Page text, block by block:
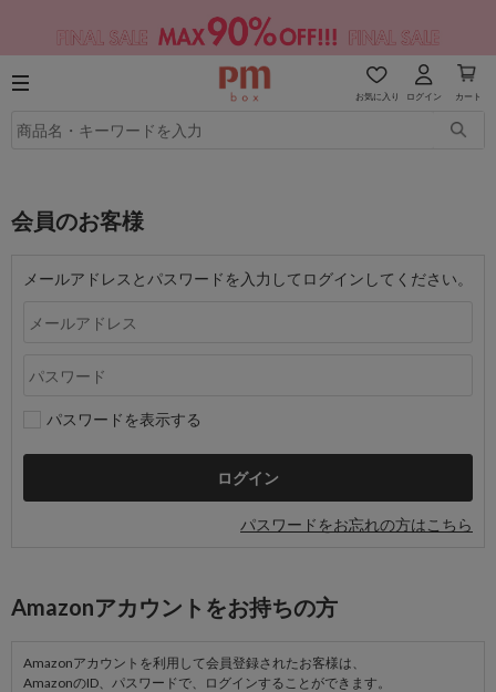
お気に入り ログイン カート
会員のお客様
メールアドレスとパスワードを入力してログインしてください。
パスワードを表示する
パスワードをお忘れの方はこちら
Amazonアカウントをお持ちの方
Amazonアカウントを利用して会員登録されたお客様は、
AmazonのID、パスワードで、ログインすることができます。